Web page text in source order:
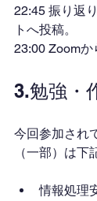
22:45 振り返
トへ投稿。
23:00 Zoomか
3.勉強・
今回参加され
（一部）は下
情報処理